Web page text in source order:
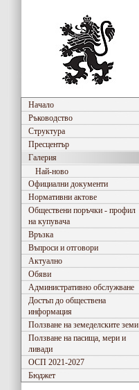
Начало
Ръководство
Структура
Пресцентър
Галерия
Най-ново
Официални документи
Нормативни актове
Обществени поръчки - профил
на купувача
Връзка
Въпроси и отговори
Актуално
Обяви
Административно обслужване
Достъп до обществена
информация
Ползване на земеделските земи
Ползване на пасища, мери и
ливади
ОСП 2021-2027
Бюджет